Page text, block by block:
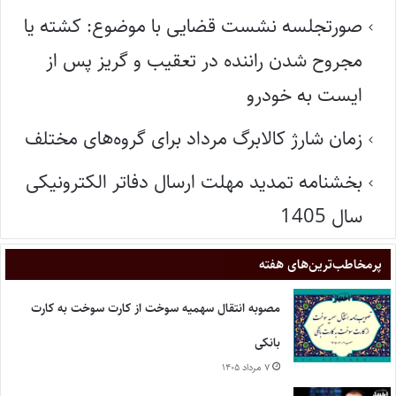
صورتجلسه نشست قضایی با موضوع: کشته یا
مجروح شدن راننده در تعقیب و گریز پس از
ایست به خودرو
زمان شارژ کالابرگ مرداد برای گروه‌های مختلف
بخشنامه تمدید مهلت ارسال دفاتر الکترونیکی
سال 1405
پر‌مخاطب‌ترین‌های هفته
مصوبه انتقال سهمیه سوخت از کارت سوخت به کارت
بانکی
۷ مرداد ۱۴۰۵